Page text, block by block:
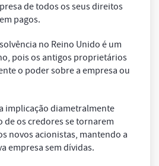
de todos os seus direitos
pagos.
no Reino Unido é um
pois os antigos proprietários
o poder sobre a empresa ou
implicação diametralmente
de os credores se tornarem
novos acionistas, mantendo a
empresa sem dívidas.